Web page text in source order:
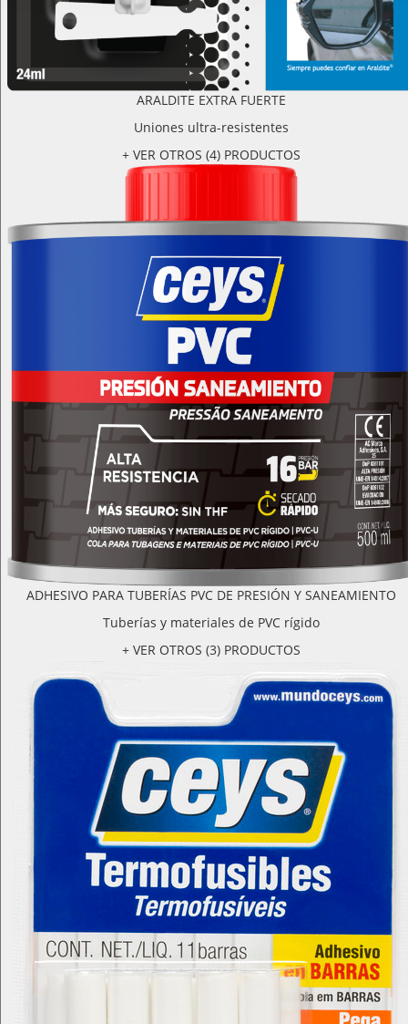
ARALDITE EXTRA FUERTE
Uniones ultra-resistentes
+ VER OTROS (4) PRODUCTOS
ADHESIVO PARA TUBERÍAS PVC DE PRESIÓN Y SANEAMIENTO
Tuberías y materiales de PVC rígido
+ VER OTROS (3) PRODUCTOS